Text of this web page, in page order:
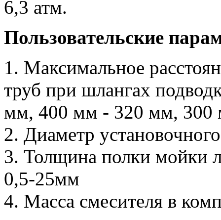
6,3 атм.
Пользовательские
1. Максимальное
труб при шлангах
мм, 400 мм - 320 мм, 300
2. Диаметр
3. Толщина полки мойки
0,5-25мм
4. Масса смесителя в